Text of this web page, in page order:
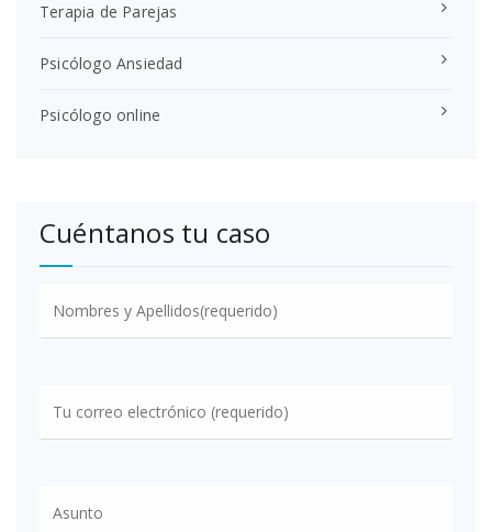
Terapia de Parejas
Psicólogo Ansiedad
Psicólogo online
Cuéntanos tu caso